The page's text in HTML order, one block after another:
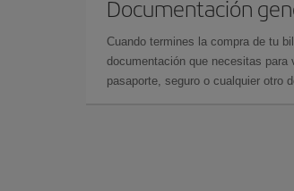
Documentación
Cuando termines la compra de tu
documentación que necesitas para
pasaporte, seguro o cualquier otro